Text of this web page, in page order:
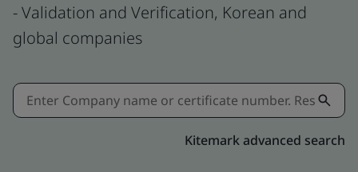
- Validation and Verification, Korean and
global companies
Kitemark advanced search